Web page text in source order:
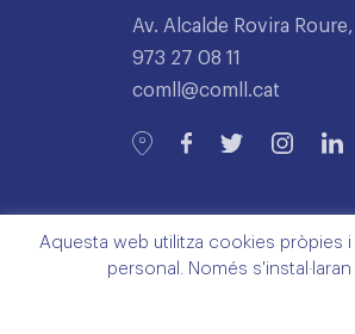
Av. Alcalde Rovira
973 27 08 11
comll@comll.cat
Aquesta web utilitza cookies pròpies
personal. Només